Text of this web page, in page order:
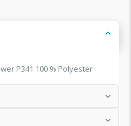
P341 100 % Polyester